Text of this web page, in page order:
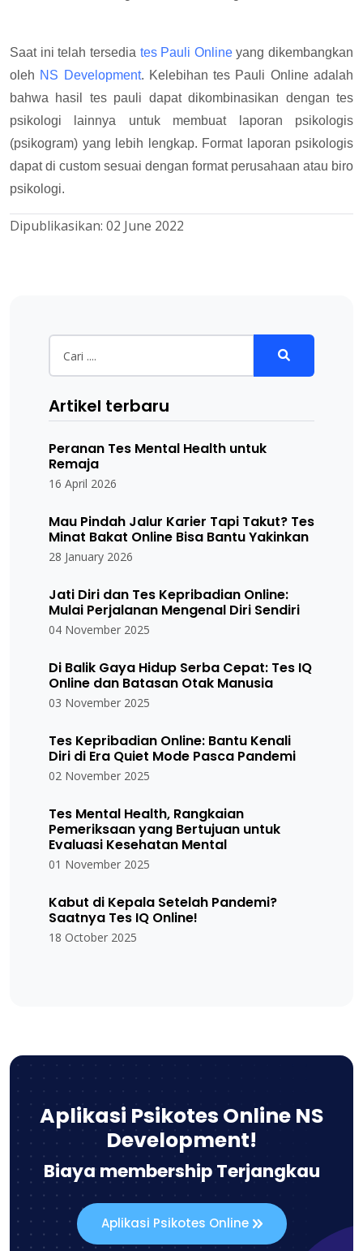
Saat ini telah tersedia tes Pauli Onlineyang dikembangkan
oleh NS Development. Kelebihan tes Pauli Online adalah
bahwa hasil tes pauli dapat dikombinasikan dengan tes
psikologi lainnya untuk membuat laporan psikologis
(psikogram) yang lebih lengkap. Format laporan psikologis
dapat di custom sesuai dengan format perusahaan atau biro
psikologi.
Dipublikasikan: 02 June 2022
Artikel terbaru
Peranan Tes Mental Health untuk
Remaja
16 April 2026
Mau Pindah Jalur Karier Tapi Takut? Tes
Minat Bakat Online Bisa Bantu Yakinkan
28 January 2026
Jati Diri dan Tes Kepribadian Online:
Mulai Perjalanan Mengenal Diri Sendiri
04 November 2025
Di Balik Gaya Hidup Serba Cepat: Tes IQ
Online dan Batasan Otak Manusia
03 November 2025
Tes Kepribadian Online: Bantu Kenali
Diri di Era Quiet Mode Pasca Pandemi
02 November 2025
Tes Mental Health, Rangkaian
Pemeriksaan yang Bertujuan untuk
Evaluasi Kesehatan Mental
01 November 2025
Kabut di Kepala Setelah Pandemi?
Saatnya Tes IQ Online!
18 October 2025
Aplikasi Psikotes Online NS
Development!
Biaya membership Terjangkau
Aplikasi Psikotes Online